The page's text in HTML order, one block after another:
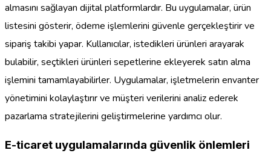
almasını sağlayan dijital platformlardır. Bu uygulamalar, ürün
listesini gösterir, ödeme işlemlerini güvenle gerçekleştirir ve
sipariş takibi yapar. Kullanıcılar, istedikleri ürünleri arayarak
bulabilir, seçtikleri ürünleri sepetlerine ekleyerek satın alma
işlemini tamamlayabilirler. Uygulamalar, işletmelerin envanter
yönetimini kolaylaştırır ve müşteri verilerini analiz ederek
pazarlama stratejilerini geliştirmelerine yardımcı olur.
E-ticaret uygulamalarında güvenlik önlemleri